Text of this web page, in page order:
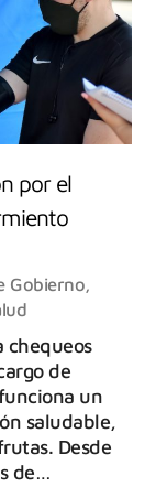
por el
Gobierno,
chequeos
de
un
saludable,
Desde
de…